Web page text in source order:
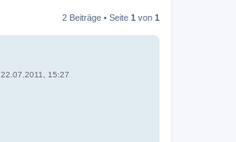
2 Beiträge • Seite 1 von 1
22.07.2011, 15:27